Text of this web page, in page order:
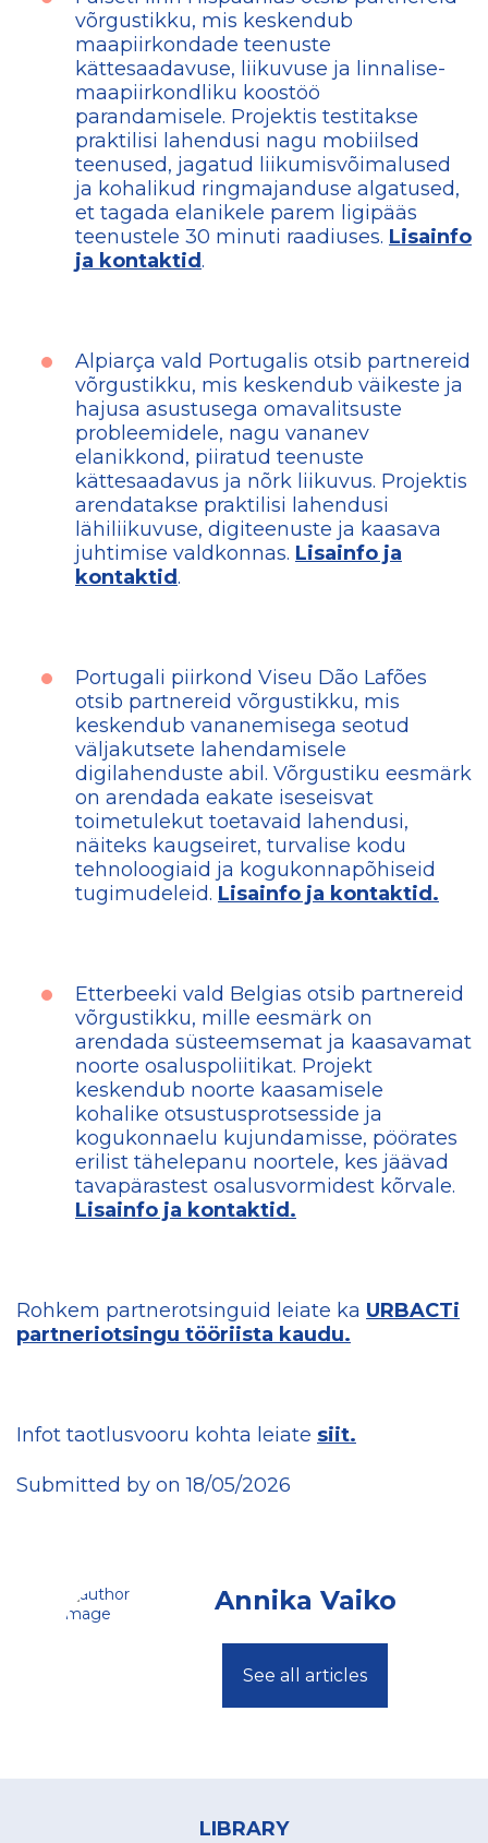
võrgustikku, mis keskendub
maapiirkondade teenuste
kättesaadavuse, liikuvuse ja linnalise-
maapiirkondliku koostöö
parandamisele. Projektis testitakse
praktilisi lahendusi nagu mobiilsed
teenused, jagatud liikumisvõimalused
ja kohalikud ringmajanduse algatused,
et tagada elanikele parem ligipääs
teenustele 30 minuti raadiuses. Lisainfo
ja kontaktid.
Alpiarça vald Portugalis otsib partnereid
võrgustikku, mis keskendub väikeste ja
hajusa asustusega omavalitsuste
probleemidele, nagu vananev
elanikkond, piiratud teenuste
kättesaadavus ja nõrk liikuvus. Projektis
arendatakse praktilisi lahendusi
lähiliikuvuse, digiteenuste ja kaasava
juhtimise valdkonnas. Lisainfo ja
kontaktid.
Portugali piirkond Viseu Dão Lafões
otsib partnereid võrgustikku, mis
keskendub vananemisega seotud
väljakutsete lahendamisele
digilahenduste abil. Võrgustiku eesmärk
on arendada eakate iseseisvat
toimetulekut toetavaid lahendusi,
näiteks kaugseiret, turvalise kodu
tehnoloogiaid ja kogukonnapõhiseid
tugimudeleid. Lisainfo ja kontaktid.
Etterbeeki vald Belgias otsib partnereid
võrgustikku, mille eesmärk on
arendada süsteemsemat ja kaasavamat
noorte osaluspoliitikat. Projekt
keskendub noorte kaasamisele
kohalike otsustusprotsesside ja
kogukonnaelu kujundamisse, pöörates
erilist tähelepanu noortele, kes jäävad
tavapärastest osalusvormidest kõrvale.
Lisainfo ja kontaktid.
Rohkem partnerotsinguid leiate ka URBACTi
partneriotsingu tööriista kaudu.
Infot taotlusvooru kohta leiate siit.
Submitted by on 18/05/2026
Annika Vaiko
See all articles
LIBRARY